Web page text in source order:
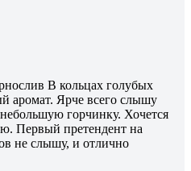
В кольцах голубых
аромат. Ярче всего слышу
горчинку. Хочется
Первый претендент на
не слышу, и отлично